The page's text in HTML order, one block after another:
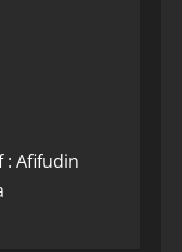
: Afifudin